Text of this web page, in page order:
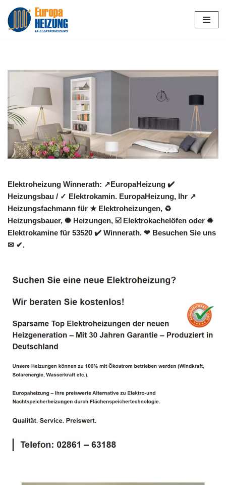
Zum
Elektroheizung Winnerath: ↗️EuropaHeizung ✔️
Heizungsbau / ✓ Elektrokamin. EuropaHeizung, Ihr ↗️
Heizungsfachmann für ★ Elektroheizungen, ♻
Heizungsbauer, ✺ Heizungen, ☑️ Elektrokachelöfen oder ✹
Elektrokamine für 53520 ✔️ Winnerath. ❤ Besuchen Sie uns
✉ ✔.